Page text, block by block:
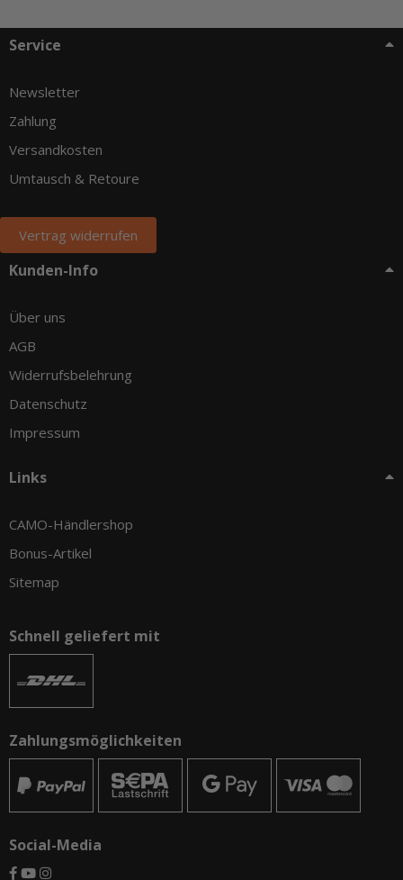
Service
Newsletter
Zahlung
Versandkosten
Umtausch & Retoure
Vertrag widerrufen
Kunden-Info
Über uns
AGB
Widerrufsbelehrung
Datenschutz
Impressum
Links
CAMO-Händlershop
Bonus-Artikel
Sitemap
Schnell geliefert mit
Zahlungsmöglichkeiten
Social-Media